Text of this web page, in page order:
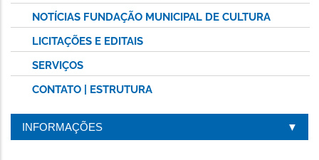
NOTÍCIAS FUNDAÇÃO MUNICIPAL DE CULTURA
LICITAÇÕES E EDITAIS
SERVIÇOS
CONTATO | ESTRUTURA
INFORMAÇÕES